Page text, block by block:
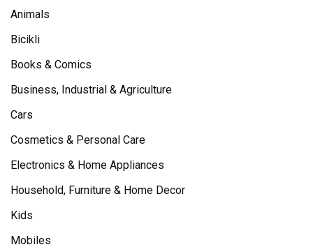
Animals
Bicikli
Books & Comics
Business, Industrial & Agriculture
Cars
Cosmetics & Personal Care
Electronics & Home Appliances
Household, Furniture & Home Decor
Kids
Mobiles